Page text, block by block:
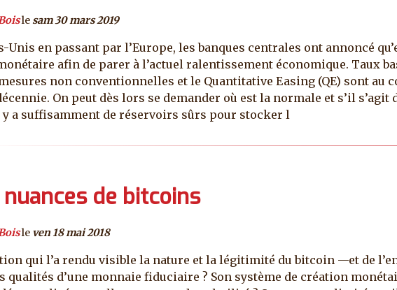
le sam 30 mars 2019
Unis en passant par l’Europe, les banques centrales ont annoncé
afin de parer à l’actuel ralentissement économique. Taux
non conventionnelles et le Quantitative Easing (QE) sont
On peut dès lors se demander où est la normale et s’il s’agit
a suffisamment de réservoirs sûrs pour stocker l
de bitcoins
le ven 18 mai 2018
qui l’a rendu visible la nature et la légitimité du bitcoin —et de
qualités d’une monnaie fiduciaire ? Son système de création